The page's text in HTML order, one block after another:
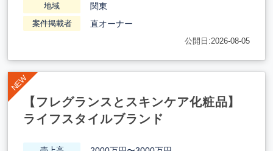
地域 関東
案件掲載者 直オーナー
公開日:2026-08-05
【フレグランスとスキンケア化粧品】
ライフスタイルブランド